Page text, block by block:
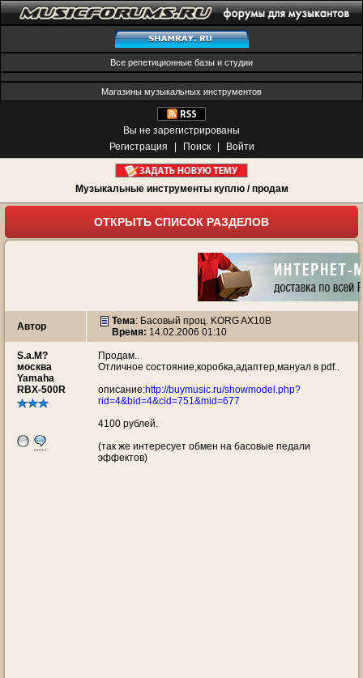
Все репетиционные базы и студии
Магазины музыкальных инструментов
Вы не зарегистрированы
Регистрация
Поиск Войти
Музыкальные инструменты куплю / продам
ОТКРЫТЬ СПИСОК РАЗДЕЛОВ
Автор Тема: Басовый проц. KORG AX10B
Время: 14.02.2006 01:10
S.a.M?
москва
Yamaha
RBX-500R
Продам..
Отличное состояние,коробка,адаптер,мануал в pdf..
описание:http://buymusic.ru/showmodel.php?
rid=4&bid=4&cid=751&mid=677
4100 рублей.
(так же интересует обмен на басовые педали
эффектов)